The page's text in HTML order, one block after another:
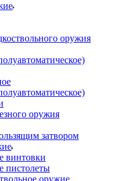
оружия
оружия
затвором
винтовки
пистолеты
оружие